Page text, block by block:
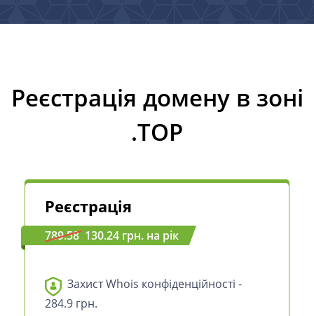
Реєстрація домену в зоні
.TOP
Реєстрація
789.58 130.24 грн. на рік
Захист Whois конфіденційності -
284.9 грн.